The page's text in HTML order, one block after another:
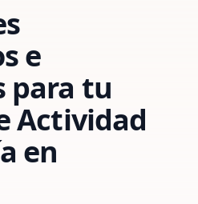
e
para tu
Actividad
en